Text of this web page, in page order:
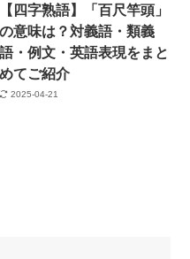
【四字熟語】「百尺竿頭」
の意味は？対義語・類義
語・例文・英語表現をまと
めてご紹介
2025-04-21